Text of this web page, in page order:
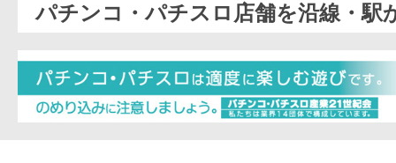
パチンコ・パチスロ店舗を沿線・駅